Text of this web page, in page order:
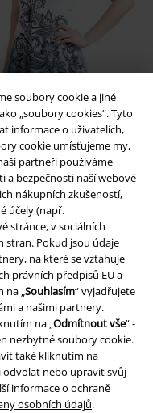
soubory cookie a jiné
„soubory cookies“. Tyto
informace o uživatelích,
cookie umísťujeme my,
partneři používáme
a bezpečnosti naší webové
nákupních zkušeností,
účely (např.
stránce, v sociálních
stran. Pokud jsou údaje
na které se vztahuje
právních předpisů EU a
na „Souhlasím“ vyjadřujete
a našimi partnery.
na „Odmítnout vše“ -
nezbytné soubory cookie.
také kliknutím na
odvolat nebo upravit svůj
informace o ochraně
osobních údajů.
Téměř vyprodáno
top Innocent